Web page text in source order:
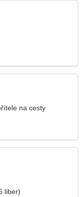
na cesty
liber)